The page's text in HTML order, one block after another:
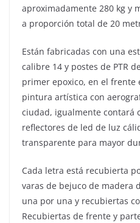
aproximadamente 280 kg y
a proporción total de 20
Están fabricadas con una
calibre 14 y postes de PTR
primer epoxico, en el frente
pintura artística con
ciudad, igualmente contará
reflectores de led de luz
transparente para mayor
Cada letra está recubierta
varas de bejuco de madera
una por una y recubiertas
Recubiertas de frente y